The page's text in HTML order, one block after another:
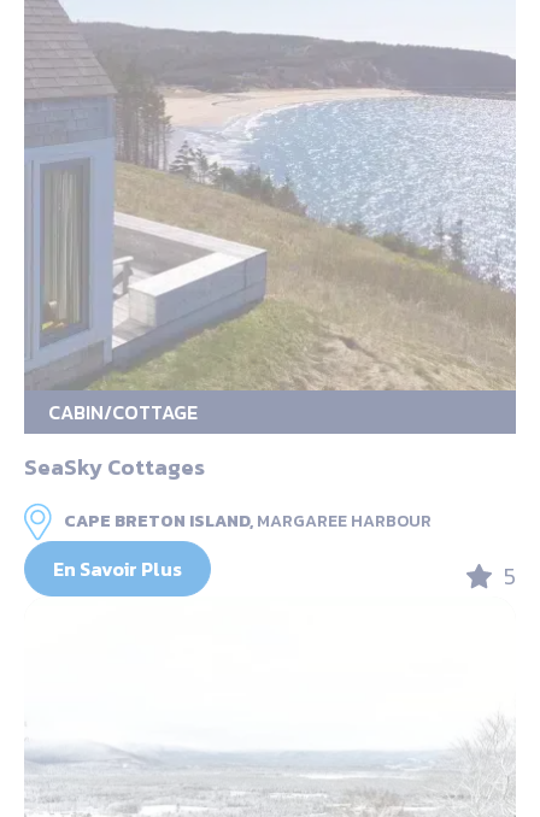
CABIN/COTTAGE
SeaSky Cottages
CAPE BRETON ISLAND,MARGAREE HARBOUR
En Savoir Plus 5